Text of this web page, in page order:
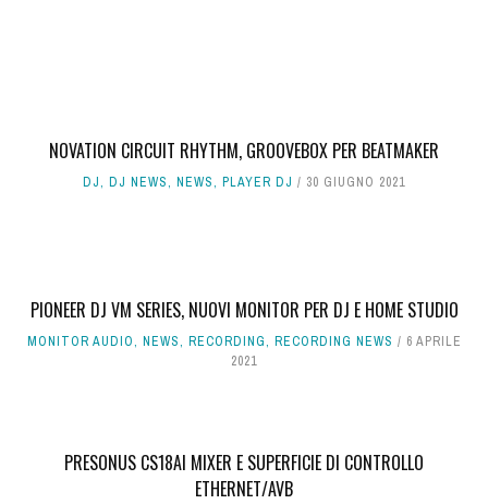
NOVATION CIRCUIT RHYTHM, GROOVEBOX PER BEATMAKER
DJ, DJ NEWS, NEWS, PLAYER DJ 30 GIUGNO 2021
PIONEER DJ VM SERIES, NUOVI MONITOR PER DJ E HOME STUDIO
MONITOR AUDIO, NEWS, RECORDING, RECORDING NEWS
6 APRILE
2021
PRESONUS CS18AI MIXER E SUPERFICIE DI CONTROLLO
ETHERNET/AVB